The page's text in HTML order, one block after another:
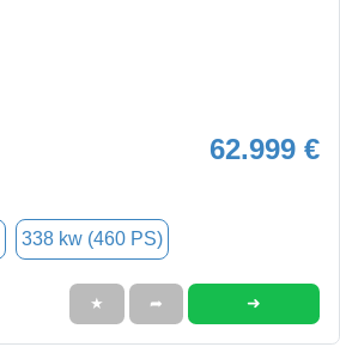
62.999 €
338 kw (460 PS)
★ ➦ ➜